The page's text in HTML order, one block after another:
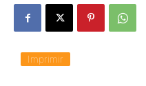
Imprimir